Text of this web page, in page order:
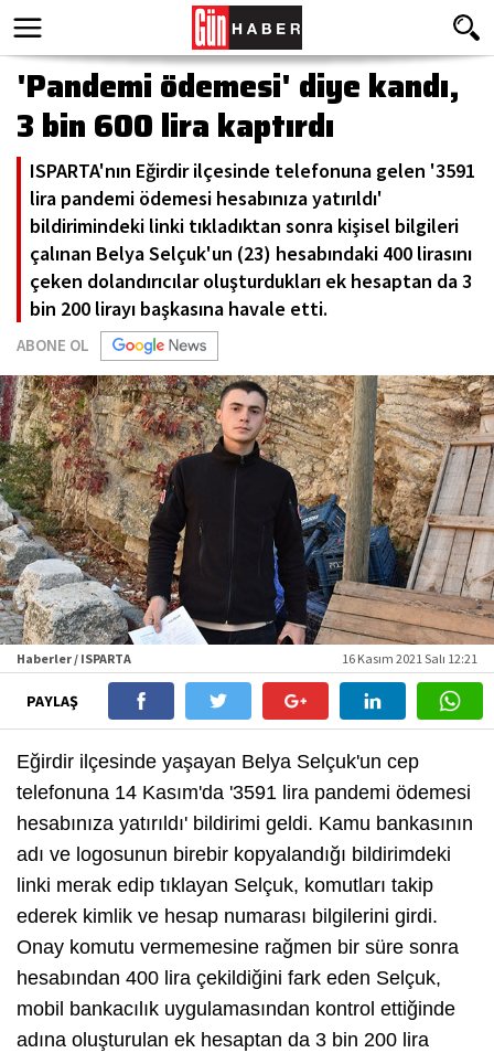
'Pandemi ödemesi' diye kandı,
3 bin 600 lira kaptırdı
ISPARTA'nın Eğirdir ilçesinde telefonuna gelen '3591
lira pandemi ödemesi hesabınıza yatırıldı'
bildirimindeki linki tıkladıktan sonra kişisel bilgileri
çalınan Belya Selçuk'un (23) hesabındaki 400 lirasını
çeken dolandırıcılar oluşturdukları ek hesaptan da 3
bin 200 lirayı başkasına havale etti.
ABONE OL
Haberler / ISPARTA 16 Kasım 2021 Salı 12:21
PAYLAŞ
Eğirdir ilçesinde yaşayan Belya Selçuk'un cep
telefonuna 14 Kasım'da '3591 lira pandemi ödemesi
hesabınıza yatırıldı' bildirimi geldi. Kamu bankasının
adı ve logosunun birebir kopyalandığı bildirimdeki
linki merak edip tıklayan Selçuk, komutları takip
ederek kimlik ve hesap numarası bilgilerini girdi.
Onay komutu vermemesine rağmen bir süre sonra
hesabından 400 lira çekildiğini fark eden Selçuk,
mobil bankacılık uygulamasından kontrol ettiğinde
adına oluşturulan ek hesaptan da 3 bin 200 lira